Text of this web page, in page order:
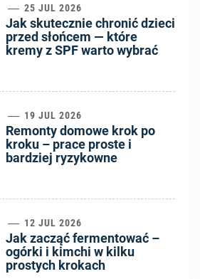
25 JUL 2026
Jak skutecznie chronić dzieci
przed słońcem — które
kremy z SPF warto wybrać
19 JUL 2026
Remonty domowe krok po
kroku – prace proste i
bardziej ryzykowne
12 JUL 2026
Jak zacząć fermentować –
ogórki i kimchi w kilku
prostych krokach